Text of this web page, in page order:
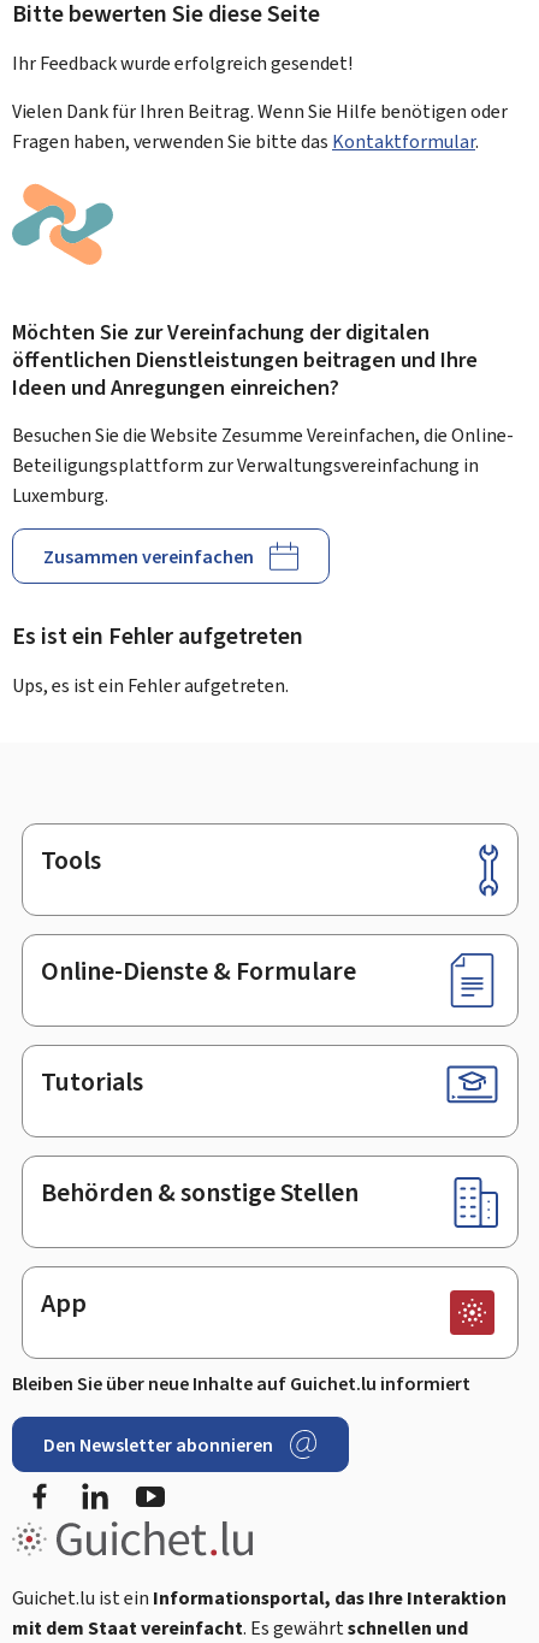
Bitte bewerten Sie diese Seite
Ihr Feedback wurdeerfolgreichgesendet!
Vielen Dank für Ihren Beitrag. Wenn Sie Hilfe benötigen oder
Fragen haben, verwenden Sie bitte das Kontaktformular.
Möchten Sie zur Vereinfachung der digitalen
öffentlichen Dienstleistungen beitragen und Ihre
Ideen und Anregungen einreichen?
Besuchen Sie die Website Zesumme Vereinfachen, die Online-
Beteiligungsplattform zur Verwaltungsvereinfachung in
Luxemburg.
Zusammen vereinfachen
Es ist ein Fehler aufgetreten
Ups, es ist ein Fehler aufgetreten.
Footer
Tools
Online-Dienste & Formulare
Tutorials
Behörden & sonstige Stellen
App
Bleiben Sie über neue Inhalte auf Guichet.lu informiert
Den Newsletter abonnieren
FacebookLinkedIn
Guichet.lu ist ein Informationsportal, das Ihre Interaktion
mit dem Staat vereinfacht. Es gewährtschnellen und